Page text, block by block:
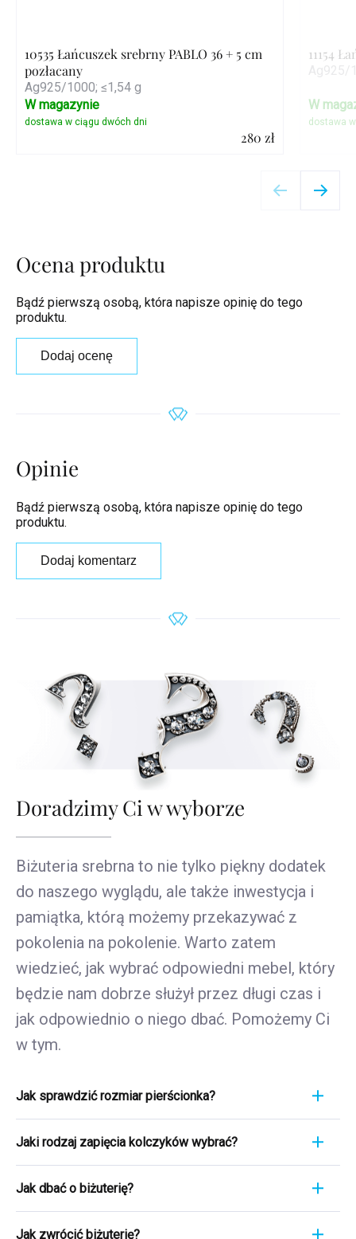
10535 Łańcuszek srebrny PABLO 36 + 5 cm
pozłacany
Ag925/1000; ≤1,54 g
280 zł
W magazynie
11154
W
Ocena produktu
Bądź pierwszą osobą, która napisze opinię do tego
produktu.
Dodaj ocenę
Opinie
Bądź pierwszą osobą, która napisze opinię do tego
produktu.
Dodaj komentarz
Doradzimy Ci w wyborze
Biżuteria srebrna to nie tylko piękny dodatek
do naszego wyglądu, ale także inwestycja i
pamiątka, którą możemy przekazywać z
pokolenia na pokolenie. Warto zatem
wiedzieć, jak wybrać odpowiedni mebel, który
będzie nam dobrze służył przez długi czas i
jak odpowiednio o niego dbać. Pomożemy Ci
w tym.
Jak sprawdzić rozmiar pierścionka?
poznać jego rozmiar, weź linijkę i przyłóż ją
bezpośrednio do pierścionka, który aktualnie
nosisz. Ważne jest, aby skupić się na jego
Jaki rodzaj zapięcia kolczyków wybrać?
uwagę wygodę, bezpieczeństwo i styl
kolczyków. Kolczyki srebrne zazwyczaj
posiadają klasyczne zaczepy, które są proste i
Jak dbać o biżuterię?
Jak zwrócić biżuterię?